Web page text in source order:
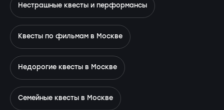
Нестрашные квесты и перформансы
Квесты по фильмам в Москве
Недорогие квесты в Москве
Семейные квесты в Москве